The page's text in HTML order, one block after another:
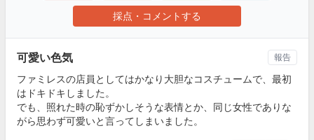
採点・コメントする
可愛い色気
ファミレスの店員としてはかなり大胆なコスチュームで、最初
はドキドキしました。
でも、照れた時の恥ずかしそうな表情とか、同じ女性でありな
がら思わず可愛いと言ってしまいました。
報告